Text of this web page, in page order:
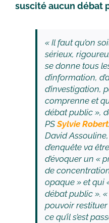
suscité aucun débat
« Il faut qu’on
sérieux,
se donne tous
d’information,
d’investigation,
comprenne et
débat public »,
PSSylvie Robert
David
d’enquête va
d’évoquer un «
de
opaque » et qui
débat public ».
pouvoir
ce qu’il s’est